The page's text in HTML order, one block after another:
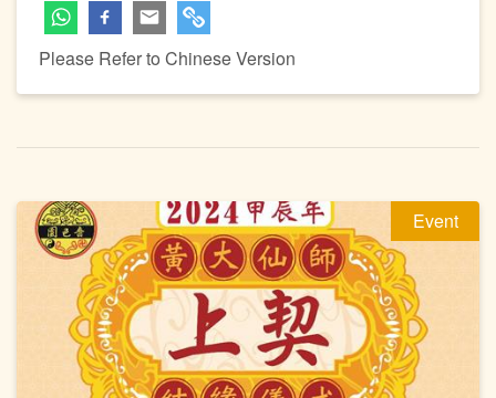
Please Refer to Chinese Version
Event